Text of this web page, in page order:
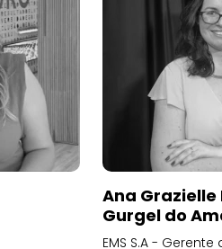
Ana
Gurgel do
EMS S.A -